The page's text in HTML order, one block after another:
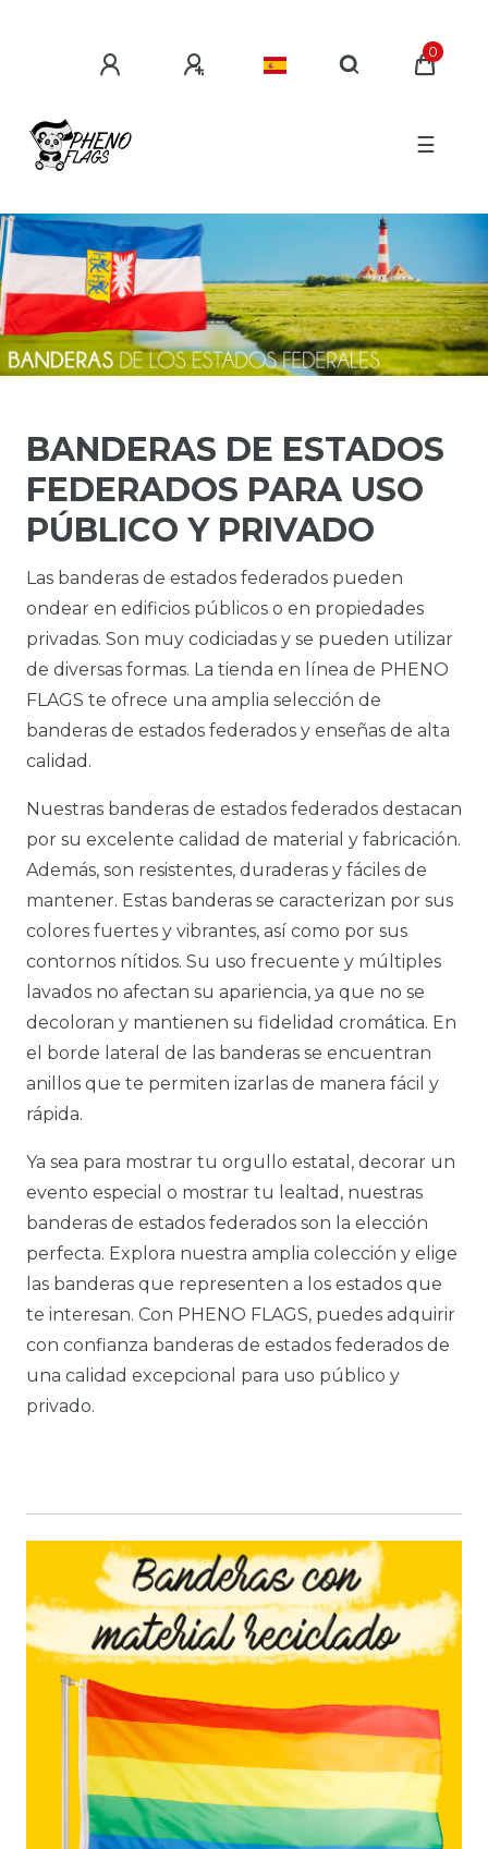
0
☰
BANDERAS DE ESTADOS
FEDERADOS PARA USO
PÚBLICO Y PRIVADO
Las banderas de estados federados pueden
ondear en edificios públicos o en propiedades
privadas. Son muy codiciadas y se pueden utilizar
de diversas formas. La tienda en línea de PHENO
FLAGS te ofrece una amplia selección de
banderas de estados federados y enseñas de alta
calidad.
Nuestras banderas de estados federados destacan
por su excelente calidad de material y fabricación.
Además, son resistentes, duraderas y fáciles de
mantener. Estas banderas se caracterizan por sus
colores fuertes y vibrantes, así como por sus
contornos nítidos. Su uso frecuente y múltiples
lavados no afectan su apariencia, ya que no se
decoloran y mantienen su fidelidad cromática. En
el borde lateral de las banderas se encuentran
anillos que te permiten izarlas de manera fácil y
rápida.
Ya sea para mostrar tu orgullo estatal, decorar un
evento especial o mostrar tu lealtad, nuestras
banderas de estados federados son la elección
perfecta. Explora nuestra amplia colección y elige
las banderas que representen a los estados que
te interesan. Con PHENO FLAGS, puedes adquirir
con confianza banderas de estados federados de
una calidad excepcional para uso público y
privado.